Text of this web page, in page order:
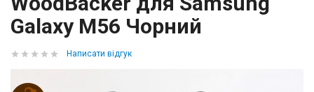
Galaxy M56 Чорний
Написати відгук